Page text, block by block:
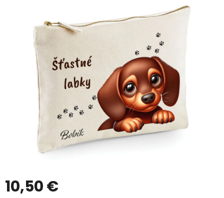
hviezdičiek.
10,50 €